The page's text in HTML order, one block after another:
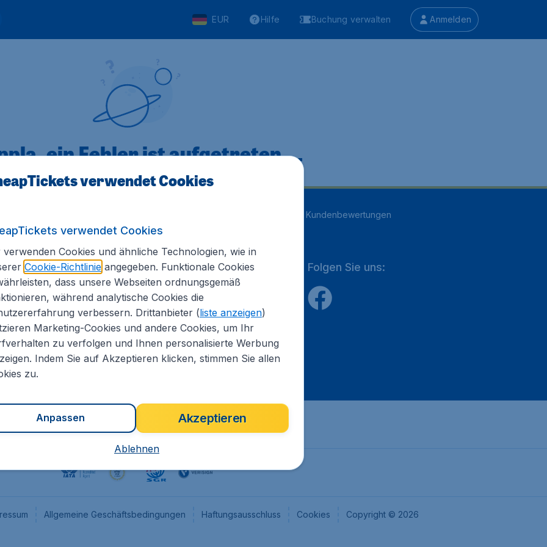
EUR Hilfe Buchung verwalten Anmelden
ein Fehler ist aufgetreten ...
Kundenbewertungen
Informationen
Internationale Webseiten
CheapTickets.nl
CheapTickets.be
CheapTickets.ch
CheapTickets.sg
Flugladen.at
Folgen Sie uns:
Allgemeine Geschäftsbedingungen Haftungsausschluss Cookies Copyright © 2026
verwendet Cookies
verwendet Cookies
verwenden Cookies und ähnliche Technologien, wie in
Cookie-Richtlinieangegeben. Funktionale Cookies
dass unsere Webseiten ordnungsgemäß
während analytische Cookies die
verbessern. Drittanbieter (liste anzeigen)
Marketing-Cookies und andere Cookies, um Ihr
zu verfolgen und Ihnen personalisierte Werbung
Indem Sie auf Akzeptieren klicken, stimmen Sie allen
zu.
Akzeptieren
Anpassen
Ablehnen